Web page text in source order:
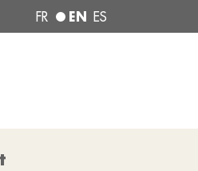
FR EN ES